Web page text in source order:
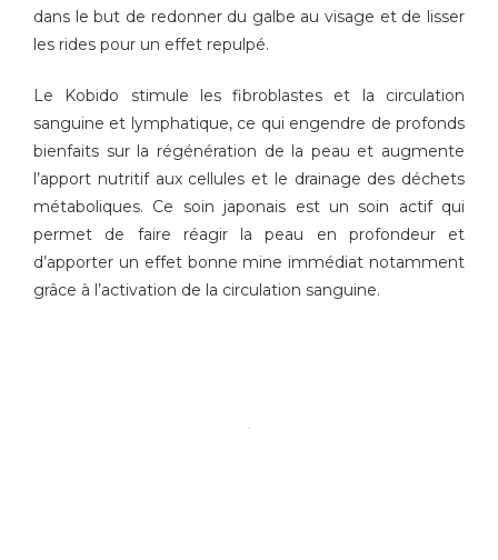
dans le but de redonner du galbe au visage et de lisser
les rides pour un effet repulpé.
Le Kobido stimule les fibroblastes et la circulation
sanguine et lymphatique, ce qui engendre de profonds
bienfaits sur la régénération de la peau et augmente
l’apport nutritif aux cellules et le drainage des déchets
métaboliques. Ce soin japonais est un soin actif qui
permet de faire réagir la peau en profondeur et
d’apporter un effet bonne mine immédiat notamment
grâce à l’activation de la circulation sanguine.